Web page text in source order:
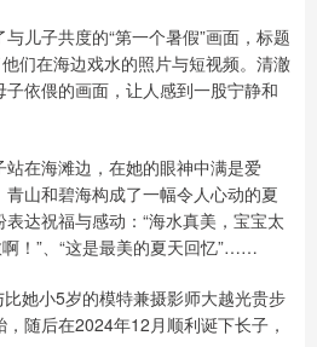
儿子共度的“第一个暑假”画面，标题
们在海边戏水的照片与短视频。清澈
依偎的画面，让人感到一股宁静和
在海滩边，在她的眼神中满是爱
山和碧海构成了一幅令人心动的夏
达祝福与感动：“海水真美，宝宝太
！”、“这是最美的夏天回忆”……
她小5岁的模特兼摄影师大越光贵步
随后在2024年12月顺利诞下长子，